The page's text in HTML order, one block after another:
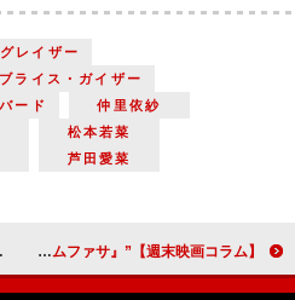
レイザー
ブライス・ガイザー
ード
仲里依紗
松本若菜
芦田愛菜
【週末映画コラム】”ライオン映画”を2本 百獣の王のパワーを身につけたアンチヒーロー『クレイヴン・ザ・ハンター』／ライオン・キングの前日譚『ライオン・キング：ムファサ』